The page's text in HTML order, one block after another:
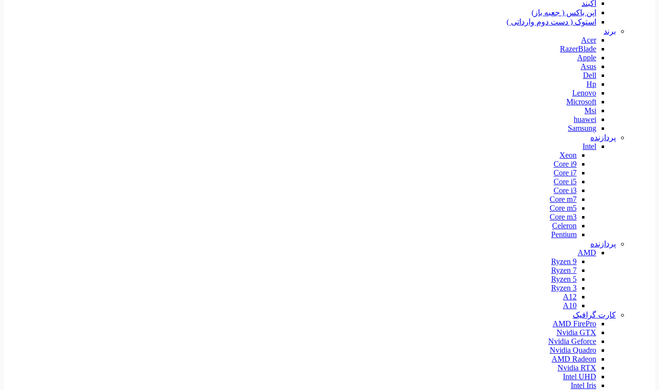
آکبند
اپن باکس ( جعبه باز)
استوک ( دست دوم وارداتی )
برند
Acer
RazerBlade
Apple
Asus
Dell
Hp
Lenovo
Microsoft
Msi
huawei
Samsung
پردازنده
Intel
Xeon
Core i9
Core i7
Core i5
Core i3
Core m7
Core m5
Core m3
Celeron
Pentium
پردازنده
AMD
Ryzen 9
Ryzen 7
Ryzen 5
Ryzen 3
A12
A10
کارت گرافیک
AMD FirePro
Nvidia GTX
Nvidia Geforce
Nvidia Quadro
AMD Radeon
Nvidia RTX
Intel UHD
Intel Iris